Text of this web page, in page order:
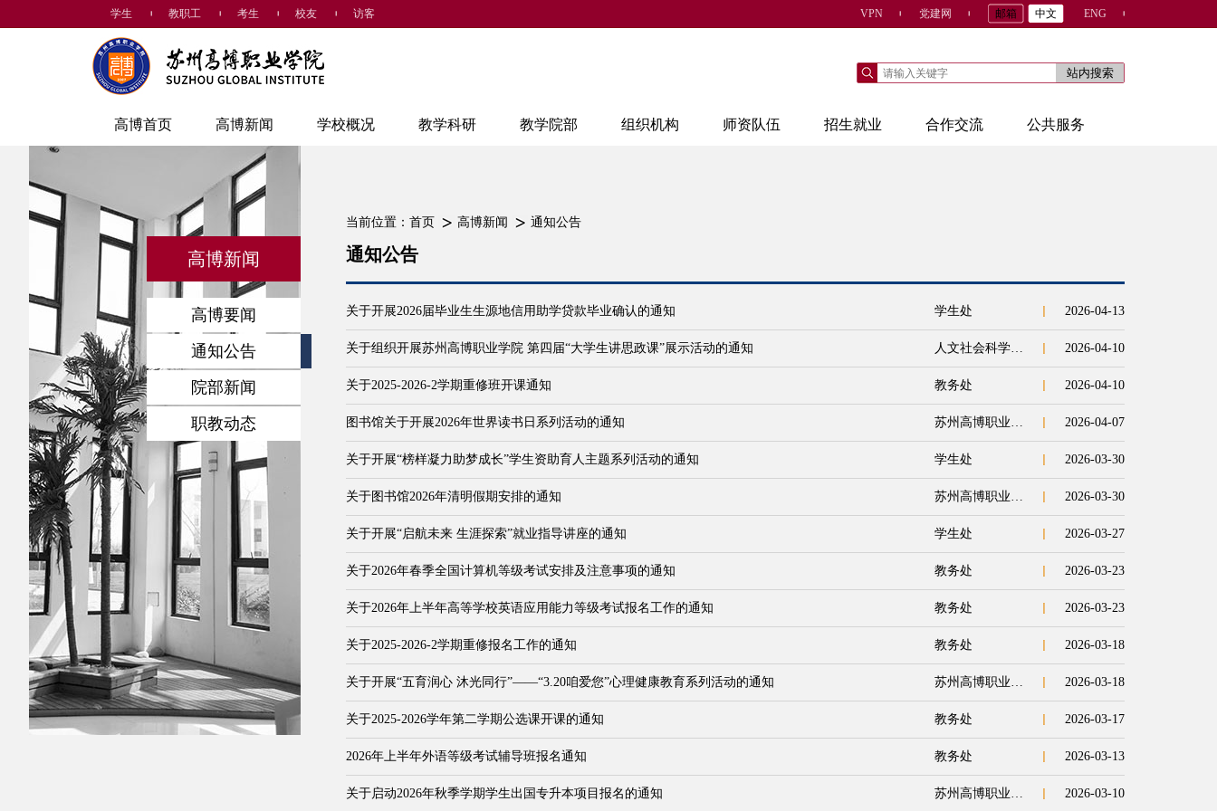
学生 教职工 考生 校友 访客 VPN 党建网 邮箱 中文 ENG
高博首页 高博新闻 学校概况 教学科研 教学院部 组织机构 师资队伍 招生就业 合作交流 公共服务
高博新闻
高博要闻
通知公告
院部新闻
职教动态
当前位置： 首页 高博新闻 通知公告
通知公告
关于开展2026届毕业生生源地信用助学贷款毕业确认的通知 学生处 2026-04-13
关于组织开展苏州高博职业学院 第四届“大学生讲思政课”展示活动的通知 人文社会科学学院 2026-04-10
关于2025-2026-2学期重修班开课通知 教务处 2026-04-10
图书馆关于开展2026年世界读书日系列活动的通知 苏州高博职业学院 2026-04-07
关于开展“榜样凝力助梦成长”学生资助育人主题系列活动的通知 学生处 2026-03-30
关于图书馆2026年清明假期安排的通知 苏州高博职业学院 2026-03-30
关于开展“启航未来 生涯探索”就业指导讲座的通知 学生处 2026-03-27
关于2026年春季全国计算机等级考试安排及注意事项的通知 教务处 2026-03-23
关于2026年上半年高等学校英语应用能力等级考试报名工作的通知 教务处 2026-03-23
关于2025-2026-2学期重修报名工作的通知 教务处 2026-03-18
关于开展“五育润心 沐光同行”——“3.20咱爱您”心理健康教育系列活动的通知 苏州高博职业学院 2026-03-18
关于2025-2026学年第二学期公选课开课的通知 教务处 2026-03-17
2026年上半年外语等级考试辅导班报名通知 教务处 2026-03-13
关于启动2026年秋季学期学生出国专升本项目报名的通知 苏州高博职业学院 2026-03-10